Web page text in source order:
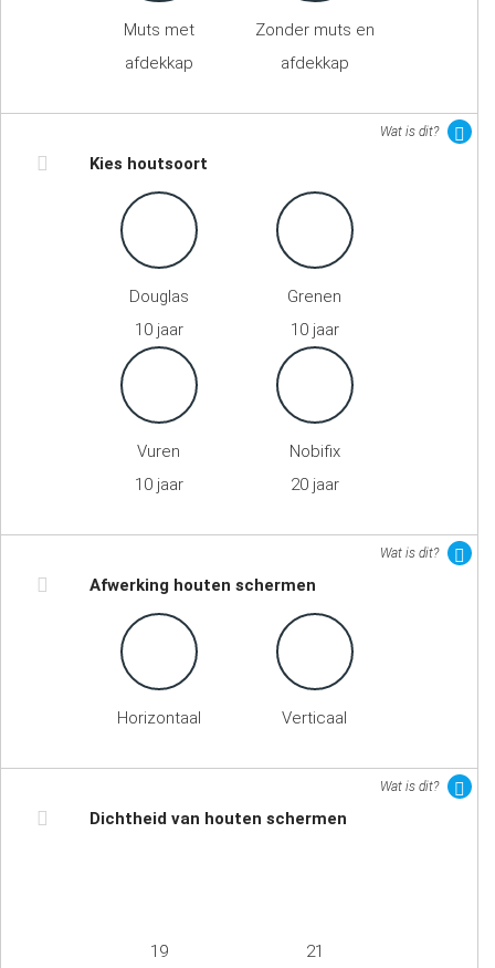
Muts met
afdekkap
Zonder muts en
afdekkap
Wat is dit?
Kies houtsoort
Douglas
10 jaar
Grenen
10 jaar
Vuren
10 jaar
Nobifix
20 jaar
Wat is dit?
Afwerking houten schermen
Horizontaal Verticaal
Wat is dit?
Dichtheid van houten schermen
19 21